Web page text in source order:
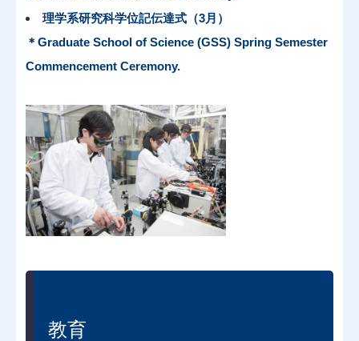
理学系研究科学位記伝達式（3月）
＊Graduate School of Science (GSS) Spring Semester
Commencement Ceremony.
教育